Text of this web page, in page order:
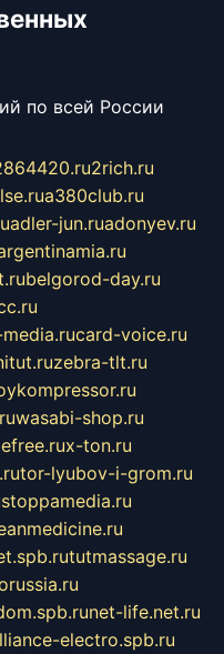
по всей России
2rich.ru
a380club.ru
adler-jun.ruadonyev.ru
belgorod-day.ru
card-voice.ru
zebra-tlt.ru
wasabi-shop.ru
x-ton.ru
tor-lyubov-i-grom.ru
stoppamedia.ru
tutmassage.ru
net-life.net.ru
electro.spb.ru